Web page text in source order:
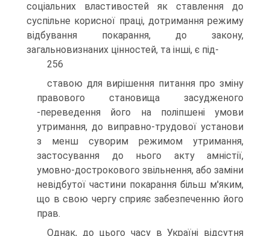
соціальних властивостей як ставлення до
суспільне корисної праці, дотримання режиму
відбування покарання, до закону,
загальновизнаних цінностей, та інші, є під-
256
ставою для вирішення питання про зміну
правового становища засудженого
-переведення його на поліпшені умови
утримання, до виправно-трудової установи
з менш суворим режимом утримання,
застосування до нього акту амністії,
умовно-дострокового звільнення, або заміни
невідбутої частини покарання більш м'яким,
що в свою чергу сприяє забезпеченню його
прав.
Однак, до цього часу в Україні відсутня